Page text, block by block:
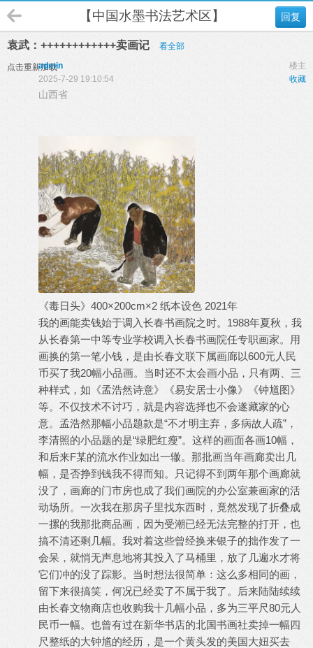
回复
【中国水墨书法艺术区】
袁武：++++++++++++卖画记 看全部
点击重新加载 楼主
admin
收藏
2025-7-29 19:10:54
山西省
《毒日头》400×200cm×2 纸本设色 2021年
我的画能卖钱始于调入长春书画院之时。1988年夏秋，我
从长春第一中等专业学校调入长春书画院任专职画家。用
画换的第一笔小钱，是由长春文联下属画廊以600元人民
币买了我20幅小品画。当时还不太会画小品，只有两、三
种样式，如《孟浩然诗意》《易安居士小像》《钟馗图》
等。不仅技术不讨巧，就是内容选择也不会遂藏家的心
意。孟浩然那幅小品题款是“不才明主弃，多病故人疏”，
李清照的小品题的是“绿肥红瘦”。这样的画面各画10幅，
和后来F某的流水作业如出一辙。那批画当年画廊卖出几
幅，是否挣到钱我不得而知。只记得不到两年那个画廊就
没了，画廊的门市房也成了我们画院的办公室兼画家的活
动场所。一次我在那房子里找东西时，竟然发现了折叠成
一摞的我那批商品画，因为受潮已经无法完整的打开，也
搞不清还剩几幅。我对着这些曾经换来银子的拙作发了一
会呆，就悄无声息地将其投入了马桶里，放了几遍水才将
它们冲的没了踪影。当时想法很简单：这么多相同的画，
留下来很搞笑，何况已经卖了不属于我了。后来陆陆续续
由长春文物商店也收购我十几幅小品，多为三平尺80元人
民币一幅。也曾有过在新华书店的北国书画社卖掉一幅四
尺整纸的大钟馗的经历，是一个黄头发的美国大妞买去